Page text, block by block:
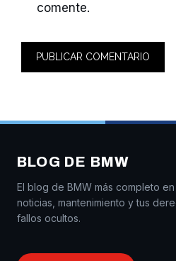
comente.
BLOG DE BMW
El blog de BMW más completo
noticias, mantenimiento y tus
fallos ocultos.